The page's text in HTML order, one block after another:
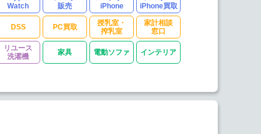
Watch
販売
iPhone
iPhone買取
DSS PC買取
授乳室・
搾乳室
家計相談
窓口
リユース
洗濯機
家具 電動ソファ インテリア